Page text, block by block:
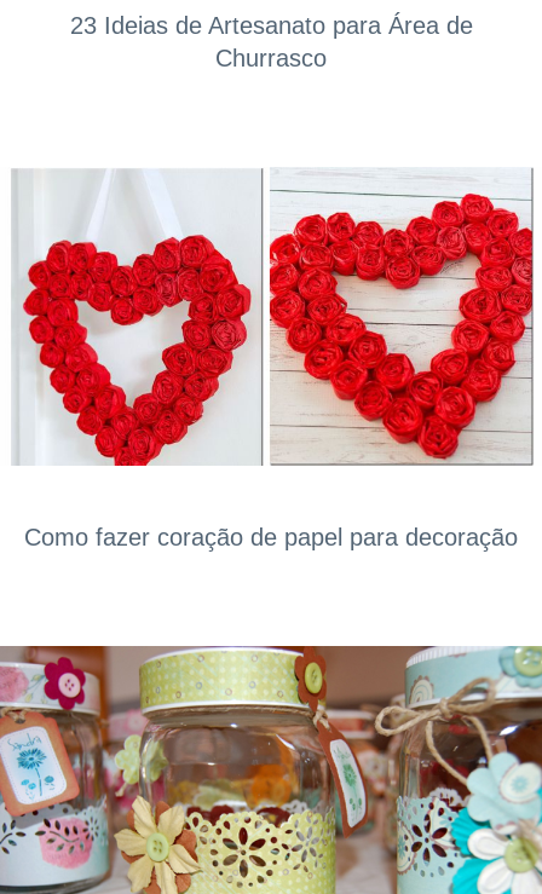
23 Ideias de Artesanato para Área de
Churrasco
Como fazer coração de papel para decoração